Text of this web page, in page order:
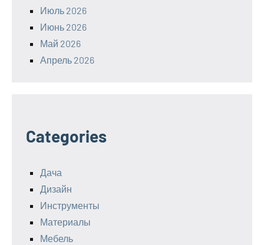
Июль 2026
Июнь 2026
Май 2026
Апрель 2026
Categories
Дача
Дизайн
Инструменты
Материалы
Мебель